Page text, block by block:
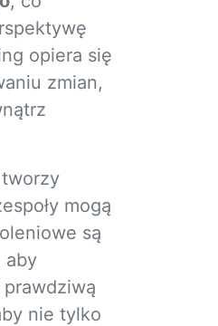
opiera się
zmian,
mogą
są
aby
nie tylko